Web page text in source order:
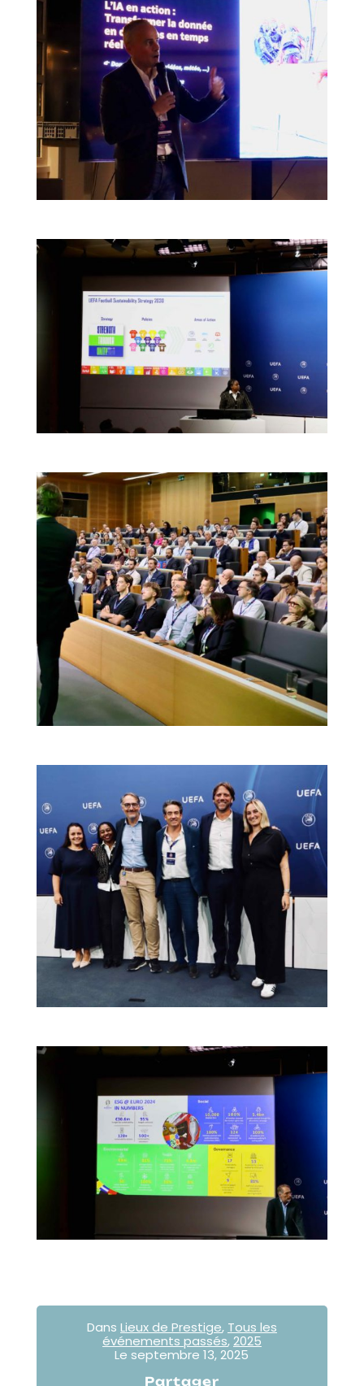
Dans Lieux de Prestige, Tous les
événements passés,2025
Leseptembre 13, 2025
Partager